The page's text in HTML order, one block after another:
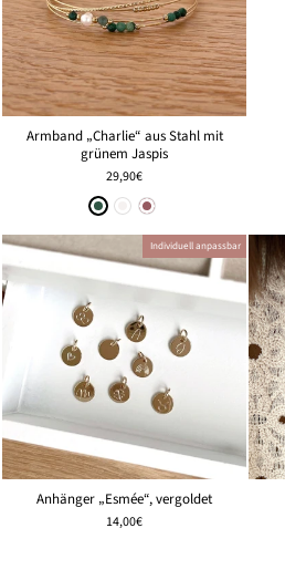
Armband „Charlie“ aus Stahl mit
grünem Jaspis
29,90€
Individuell anpassbar
Anhänger „Esmée“, vergoldet
14,00€